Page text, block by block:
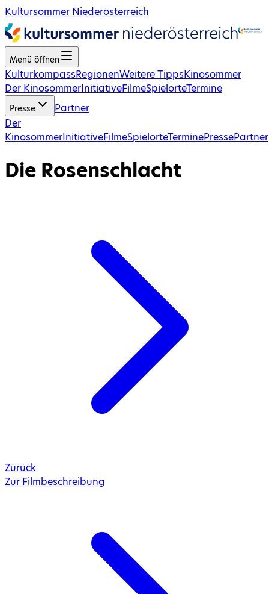
Kultursommer Niederösterreich
Menü öffnen
KulturkompassRegionenWeitere TippsKinosommer
Der KinosommerInitiativeFilmeSpielorteTermine
Presse
Partner
Der
KinosommerInitiativeFilmeSpielorteTerminePressePartner
Die Rosenschlacht
Zurück
Zur Filmbeschreibung